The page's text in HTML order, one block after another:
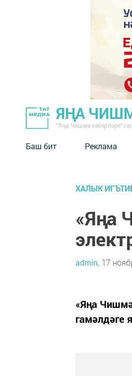
ЯҢА
"Яңа Чишмә хәбәрләре"
Баш бит Реклама
ХАЛЫК
«Яңа
admin, 17
«Яңа Чишмә
гамәлдәге